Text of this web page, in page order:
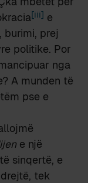
[iii] e
burimi, prej
politike. Por
nga
A munden të
pse e
e një
sinqertë, e
tek